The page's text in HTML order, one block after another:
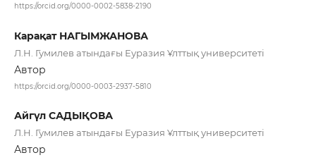
https://orcid.org/0000-0002-5838-2190
Карақат НАГЫМЖАНОВА
Л.Н. Гумилев атындағы Еуразия Ұлттық университеті
Автор
https://orcid.org/0000-0003-2937-5810
Айгүл САДЫҚОВА
Л.Н. Гумилев атындағы Еуразия Ұлттық университеті
Автор